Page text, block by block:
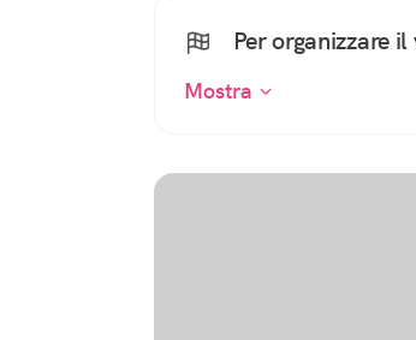
Per organizzare il
Mostra